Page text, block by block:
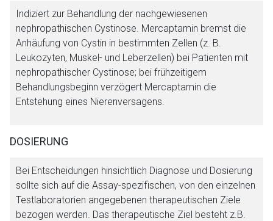
Indiziert zur Behandlung der nachgewiesenen
nephropathischen Cystinose. Mercaptamin bremst die
Anhäufung von Cystin in bestimmten Zellen (z. B.
Leukozyten, Muskel- und Leberzellen) bei Patienten mit
nephropathischer Cystinose; bei frühzeitigem
Behandlungsbeginn verzögert Mercaptamin die
Entstehung eines Nierenversagens.
DOSIERUNG
Bei Entscheidungen hinsichtlich Diagnose und Dosierung
sollte sich auf die Assay-spezifischen, von den einzelnen
Testlaboratorien angegebenen therapeutischen Ziele
bezogen werden. Das therapeutische Ziel besteht z.B.
Aufruf einer externen Seite
Seite. Für die Inhalte der externen Web-Seite ist deren
Datenschutzbestimmungen.
Zurück zur rote-liste.de Zur Seite